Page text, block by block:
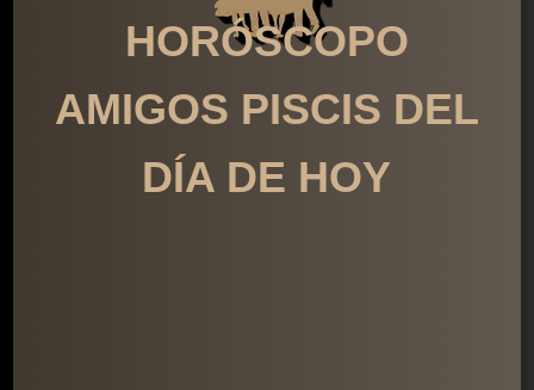
HORÓSCOPO
AMIGOS PISCIS DEL
DÍA DE HOY